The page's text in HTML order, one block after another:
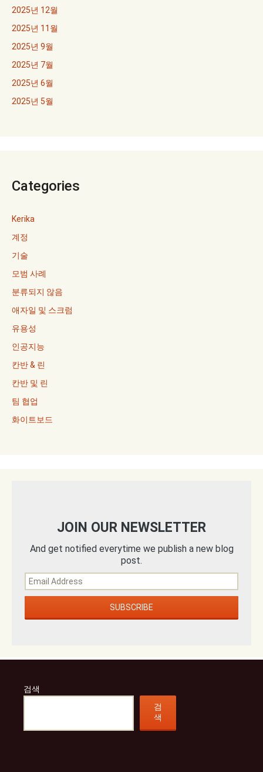
2025년 12월
2025년 11월
2025년 9월
2025년 7월
2025년 6월
2025년 5월
Categories
Kerika
계정
기술
모범 사례
분류되지 않음
애자일 및 스크럼
유용성
인공지능
칸반 & 린
칸반 및 린
팀 협업
화이트보드
JOIN OUR NEWSLETTER
And get notified everytime we publish a new blog
post.
검색
검
색